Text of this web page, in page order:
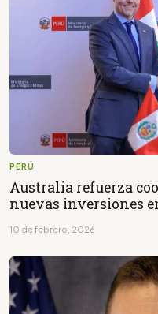
PERÚ
Australia refuerza
nuevas inversiones
10 de febrero, 2026